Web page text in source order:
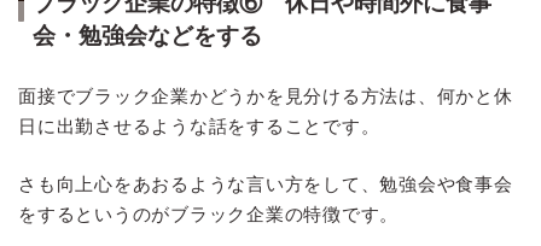
会・勉強会などをする
面接でブラック企業かどうかを見分ける方法は、何かと休
日に出勤させるような話をすることです。
さも向上心をあおるような言い方をして、勉強会や食事会
をするというのがブラック企業の特徴です。